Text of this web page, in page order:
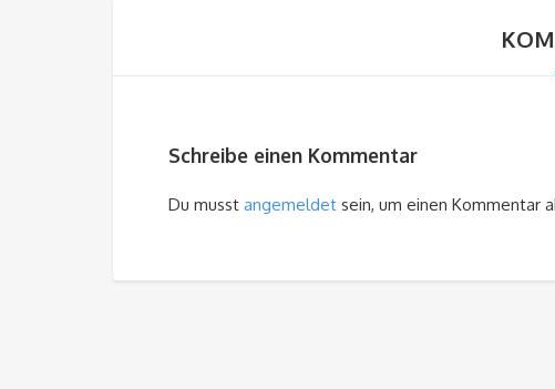
Schreibe einen Kommentar
Du musst angemeldet sein, um einen Kommentar